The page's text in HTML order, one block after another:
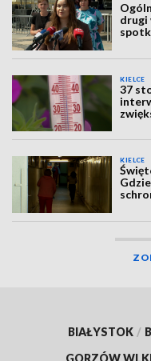
drugi
KIELCE
37
KIELCE
BIAŁYSTOK /
GORZÓW